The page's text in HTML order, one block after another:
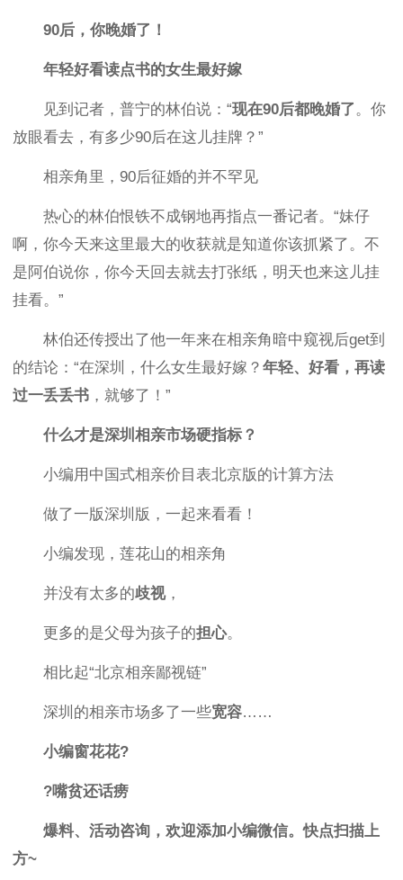
90后，你晚婚了！
年轻好看读点书的女生最好嫁
见到记者，普宁的林伯说：“现在90后都晚婚了 。你
放眼看去，有多少90后在这儿挂牌？”
相亲角里，90后征婚的并不罕见
热心的林伯恨铁不成钢地再指点一番记者。“妹仔
啊，你今天来这里最大的收获就是知道你该抓紧了。不
是阿伯说你，你今天回去就去打张纸，明天也来这儿挂
挂看。”
林伯还传授出了他一年来在相亲角暗中窥视后get到
的结论：“在深圳，什么女生最好嫁？ 年轻、好看，再读
过一丢丢书 ，就够了！”
什么才是深圳相亲市场硬指标？
小编用中国式相亲价目表北京版的计算方法
做了一版深圳版，一起来看看！
小编发现，莲花山的相亲角
并没有太多的歧视，
更多的是父母为孩子的担心。
相比起“北京相亲鄙视链”
深圳的相亲市场多了一些宽容……
小编窗花花?
?嘴贫还话痨
爆料、活动咨询，欢迎添加小编微信。快点扫描上
方~